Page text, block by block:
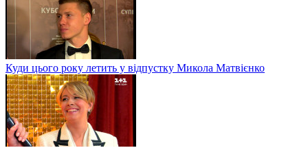
Куди цього року летить у відпустку Микола Матвієнко